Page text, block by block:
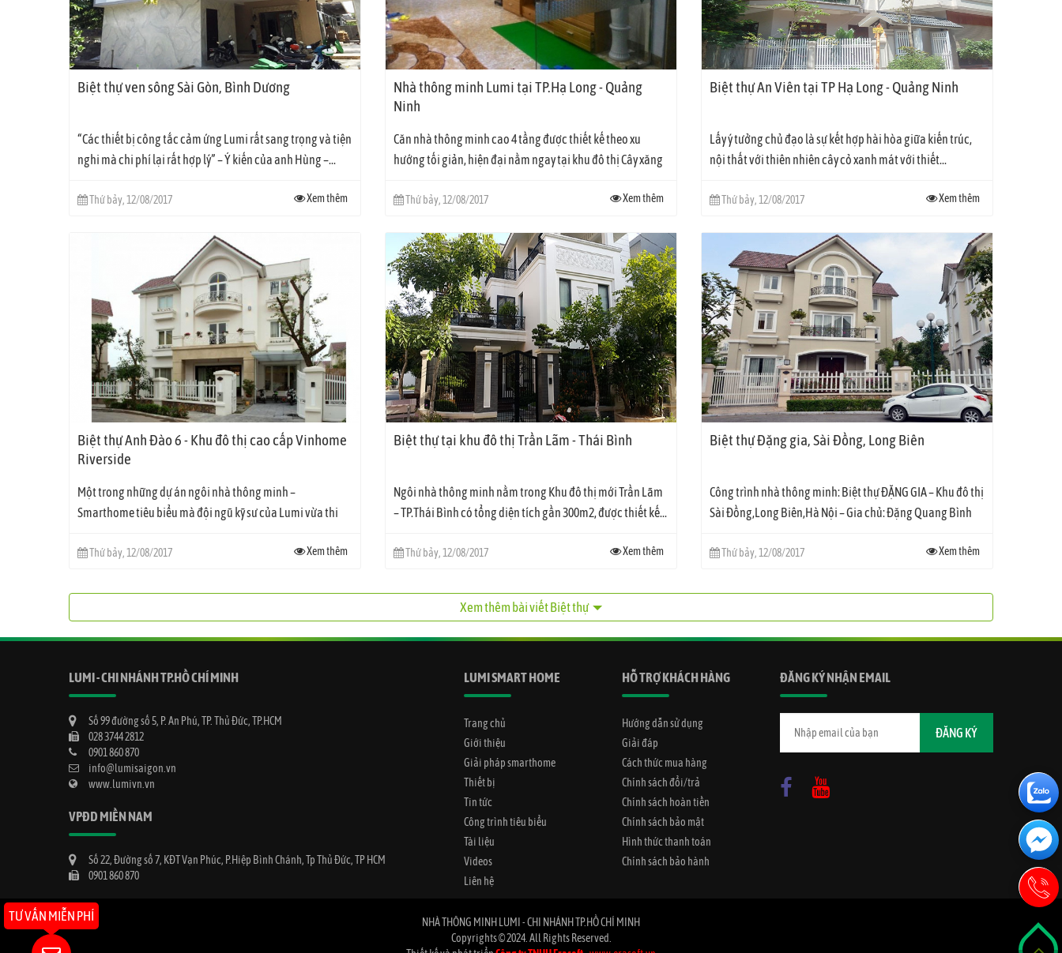
Công tắc cảm ứng Lumi chưa bao giờ làm khách hàng thất vọng bởi thiết kế tinh tế, đẹp mắt và dễ dàng sử dụng.
Biệt thự ven sông Sài Gòn, Bình Dương
“Các thiết bị công tắc cảm ứng Lumi rất sang trọng và tiện
nghi mà chi phí lại rất hợp lý” – Ý kiến của anh Hùng –...
Thứ bảy, 12/08/2017 Xem thêm
Nhà thông minh Lumi tại TP.Hạ Long - Quảng
Ninh
Căn nhà thông minh cao 4 tầng được thiết kế theo xu
hướng tối giản, hiện đại nằm ngay tại khu đô thị Cây xăng
Thứ bảy, 12/08/2017 Xem thêm
Biệt thự An Viên tại TP Hạ Long - Quảng Ninh
Lấy ý tưởng chủ đạo là sự kết hợp hài hòa giữa kiến trúc,
nội thất với thiên nhiên cây cỏ xanh mát với thiết...
Thứ bảy, 12/08/2017 Xem thêm
Biệt thự Anh Đào 6 - Khu đô thị cao cấp Vinhome
Riverside
Một trong những dự án ngôi nhà thông minh –
Smarthome tiêu biểu mà đội ngũ kỹ sư của Lumi vừa thi
Thứ bảy, 12/08/2017 Xem thêm
Biệt thự tại khu đô thị Trần Lãm - Thái Bình
Ngôi nhà thông minh nằm trong Khu đô thị mới Trần Lãm
– TP.Thái Bình có tổng diện tích gần 300m2, được thiết kế...
Thứ bảy, 12/08/2017 Xem thêm
Biệt thự Đặng gia, Sài Đồng, Long Biên
Công trình nhà thông minh: Biệt thự ĐẶNG GIA – Khu đô thị
Sài Đồng,Long Biên,Hà Nội – Gia chủ: Đặng Quang Bình
Thứ bảy, 12/08/2017 Xem thêm
Xem thêm bài viết Biệt thự
LUMI - CHI NHÁNH TP.HỒ CHÍ MINH
Số 99 đường số 5, P. An Phú, TP. Thủ Đức, TP.HCM
028 3744 2812
0901 860 870
info@lumisaigon.vn
www.lumivn.vn
VPĐD MIỀN NAM
Số 22, Đường số 7, KĐT Vạn Phúc, P.Hiệp Bình Chánh, Tp Thủ Đức, TP HCM
0901 860 870
LUMI SMART HOME
Trang chủ
Giới thiệu
Giải pháp smarthome
Thiết bị
Tin tức
Công trình tiêu biểu
Tài liệu
Videos
Liên hệ
HỖ TRỢ KHÁCH HÀNG
Hướng dẫn sử dụng
Giải đáp
Cách thức mua hàng
Chính sách đổi/trả
Chính sách hoàn tiền
Chính sách bảo mật
Hình thức thanh toán
Chính sách bảo hành
ĐĂNG KÝ NHẬN EMAIL
NHÀ THÔNG MINH LUMI - CHI NHÁNH TP.HỒ CHÍ MINH
Copyrights © 2024. All Rights Reserved.
TƯ VẤN MIỄN PHÍ